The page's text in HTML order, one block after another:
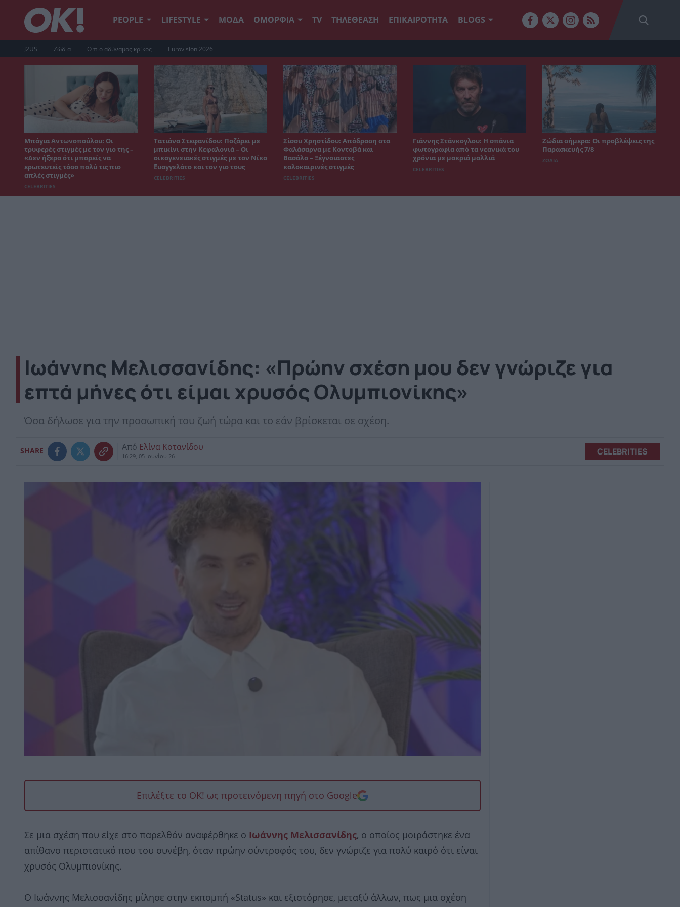
PEOPLE LIFESTYLE ΜΟΔΑ ΟΜΟΡΦΙΑ TV ΤΗΛΕΘΕΑΣΗ ΕΠΙΚΑΙΡΟΤΗΤΑ BLOGS
J2US Ζώδια Ο πιο αδύναμος κρίκος Eurovision 2026
Μπάγια Αντωνοπούλου: Οι
τρυφερές στιγμές με τον γιο της –
«Δεν ήξερα ότι μπορείς να
ερωτευτείς τόσο πολύ τις πιο
απλές στιγμές»
CELEBRITIES
Τατιάνα Στεφανίδου: Ποζάρει με
μπικίνι στην Κεφαλονιά – Οι
οικογενειακές στιγμές με τον Νίκο
Ευαγγελάτο και τον γιο τους
CELEBRITIES
Σίσσυ Χρηστίδου: Απόδραση στα
Φαλάσαρνα με Κοντοβά και
Βασάλο – Ξέγνοιαστες
καλοκαιρινές στιγμές
CELEBRITIES
Γιάννης Στάνκογλου: Η σπάνια
φωτογραφία από τα νεανικά του
χρόνια με μακριά μαλλιά
CELEBRITIES
Ζώδια σήμερα: Οι προβλέψεις της
Παρασκευής 7/8
ΖΩΔΙΑ
Ιωάννης Μελισσανίδης: «Πρώην σχέση μου δεν γνώριζε για
επτά μήνες ότι είμαι χρυσός Ολυμπιονίκης»
Όσα δήλωσε για την προσωπική του ζωή τώρα και το εάν βρίσκεται σε σχέση.
SHARE Από Ελίνα Κοτανίδου
16:29, 05 Ιουνίου 26 CELEBRITIES
Επιλέξτε το OK! ως προτεινόμενη πηγή στο Google
Σε μια σχέση που είχε στο παρελθόν αναφέρθηκε ο Ιωάννης Μελισσανίδης, ο οποίος μοιράστηκε ένα
απίθανο περιστατικό που του συνέβη, όταν πρώην σύντροφός του, δεν γνώριζε για πολύ καιρό ότι είναι
χρυσός Ολυμπιονίκης.
Ο Ιωάννης Μελισσανίδης μίλησε στην εκπομπή «Status» και εξιστόρησε, μεταξύ άλλων, πως μια σχέση